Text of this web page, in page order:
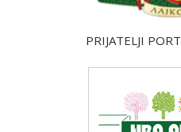
PRIJATELJI